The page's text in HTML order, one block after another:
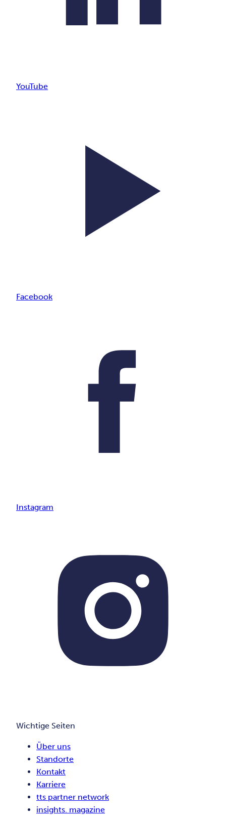
YouTube
Facebook
Instagram
Wichtige Seiten
Über uns
Standorte
Kontakt
Karriere
tts partner network
insights. magazine